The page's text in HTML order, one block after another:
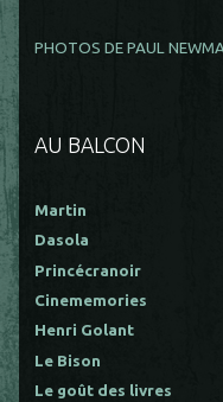
PHOTOS DE PAUL
AU BALCON
Martin
Dasola
Princécranoir
Cinememories
Henri Golant
Le Bison
Le goût des livres